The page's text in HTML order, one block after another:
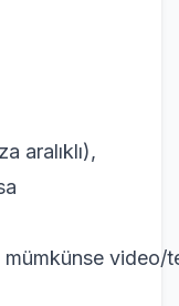
aralıklı),
mümkünse video/